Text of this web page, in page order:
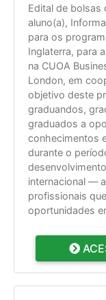
Edital de bolsas
aluno(a),
para os
Inglaterra, para
na CUOA
London, em
objetivo deste
graduandos,
graduados a
conhecimentos
durante o
internacional —
profissionais
oportunidades